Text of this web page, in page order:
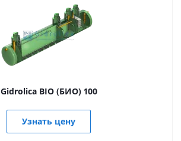
Gidrolica BIO (БИО) 100
Узнать цену